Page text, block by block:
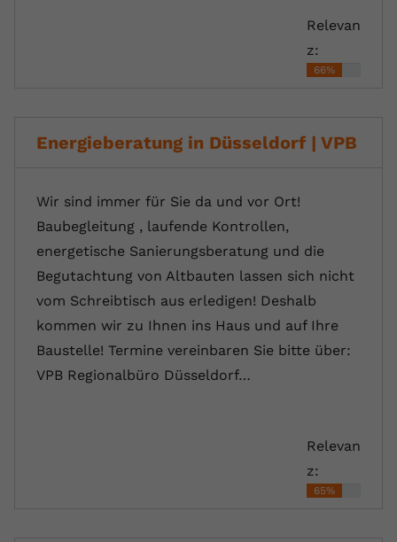
Relevan
z:
66%
Energieberatung in Düsseldorf | VPB
Wir sind immer für Sie da und vor Ort!
Baubegleitung , laufende Kontrollen,
energetische Sanierungsberatung und die
Begutachtung von Altbauten lassen sich nicht
vom Schreibtisch aus erledigen! Deshalb
kommen wir zu Ihnen ins Haus und auf Ihre
Baustelle! Termine vereinbaren Sie bitte über:
VPB Regionalbüro Düsseldorf…
Relevan
z:
65%